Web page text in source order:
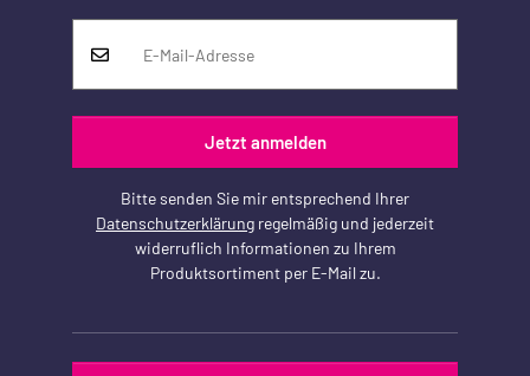
Jetzt anmelden
Bitte senden Sie mir entsprechend Ihrer
Datenschutzerklärung regelmäßig und jederzeit
widerruflich Informationen zu Ihrem
Produktsortiment per E-Mail zu.